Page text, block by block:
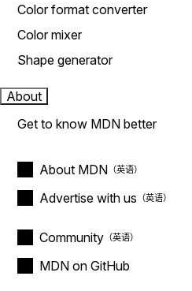
Color format converter
Color mixer
Shape generator
About
Get to know MDN better
About MDN
Advertise with us
Community
MDN on GitHub